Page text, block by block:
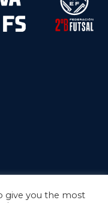
give you the most